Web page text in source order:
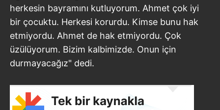
herkesin bayramını kutluyorum. Ahmet çok iyi
bir çocuktu. Herkesi korurdu. Kimse bunu hak
etmiyordu. Ahmet de hak etmiyordu. Çok
üzülüyorum. Bizim kalbimizde. Onun için
durmayacağız" dedi.